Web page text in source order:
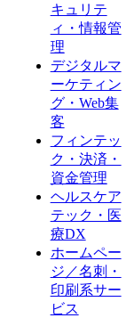
キュリテ
ィ・情報管
理
デジタルマ
ーケティン
グ・Web集
客
フィンテッ
ク・決済・
資金管理
ヘルスケア
テック・医
療DX
ホームペー
ジ／名刺・
印刷系サー
ビス